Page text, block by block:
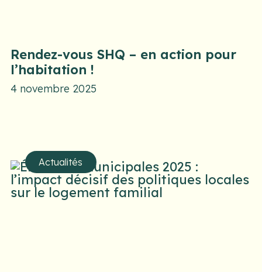
Rendez-vous SHQ – en action pour
l’habitation !
4 novembre 2025
Actualités